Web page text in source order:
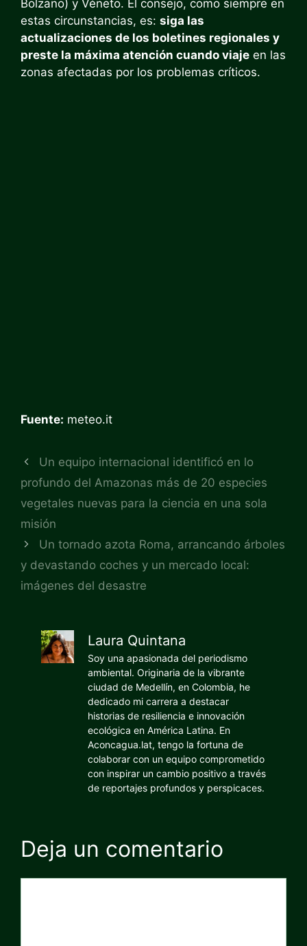
Bolzano) y Véneto. El consejo, como siempre en
estas circunstancias, es: siga las
actualizaciones de los boletines regionales y
preste la máxima atención cuando viaje en las
zonas afectadas por los problemas críticos.
Fuente: meteo.it
Un equipo internacional identificó en lo
profundo del Amazonas más de 20 especies
vegetales nuevas para la ciencia en una sola
misión
Un tornado azota Roma, arrancando árboles
y devastando coches y un mercado local:
imágenes del desastre
Laura Quintana
Soy una apasionada del periodismo
ambiental. Originaria de la vibrante
ciudad de Medellín, en Colombia, he
dedicado mi carrera a destacar
historias de resiliencia e innovación
ecológica en América Latina. En
Aconcagua.lat, tengo la fortuna de
colaborar con un equipo comprometido
con inspirar un cambio positivo a través
de reportajes profundos y perspicaces.
Deja un comentario